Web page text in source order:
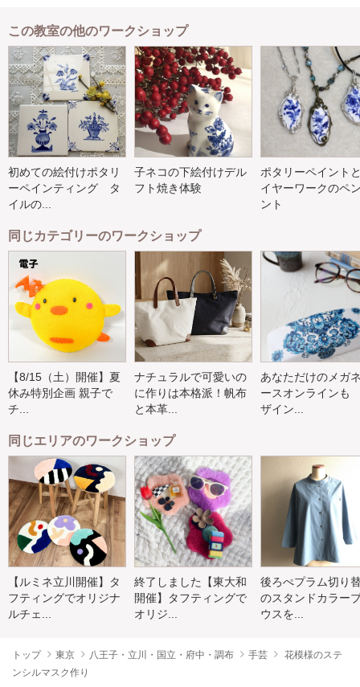
この教室の他のワークショップ
初めての絵付けポタリ
ーペインティング タ
イルの...
子ネコの下絵付けデル
フト焼き体験
ポタリーペイント
イヤーワークのペ
ント
同じカテゴリーのワークショップ
【8/15（土）開催】夏
休み特別企画 親子で
チ...
ナチュラルで可愛いの
に作りは本格派！帆布
と本革...
あなただけのメガ
ースオンラインも
ザイン...
同じエリアのワークショップ
【ルミネ立川開催】タ
フティングでオリジナ
ルチェ...
終了しました【東大和
開催】タフティングで
オリジ...
後ろぺプラム切り
のスタンドカラー
ウスを...
トップ 東京 八王子・立川・国立・府中・調布 手芸
花模様のステ
ンシルマスク作り